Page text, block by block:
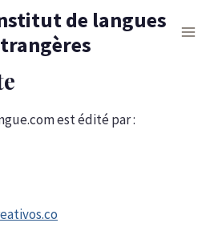
de langues
est édité par :